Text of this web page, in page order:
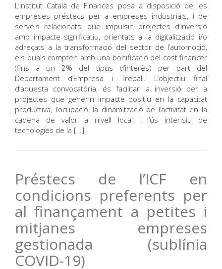
L’Institut Català de Finances posa a disposició de les
empreses préstecs per a empreses industrials, i de
serveis relacionats, que impulsin projectes d’inversió
amb impacte significatiu, orientats a la digitalització i/o
adreçats a la transformació del sector de l’automoció,
els quals compten amb una bonificació del cost financer
(fins a un 2% del tipus d’interès) per part del
Departament d’Empresa i Treball. L’objectiu final
d’aquesta convocatòria, és facilitar la inversió per a
projectes que generin impacte positiu en la capacitat
productiva, l’ocupació, la dinamització de l’activitat en la
cadena de valor a nivell local i l’ús intensiu de
tecnologies de la […]
Préstecs de l’ICF en
condicions preferents per
al finançament a petites i
mitjanes empreses
gestionada (sublínia
COVID-19)